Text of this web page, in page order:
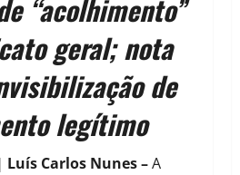
“acolhimento”
geral; nota
de
legítimo
Carlos Nunes –A